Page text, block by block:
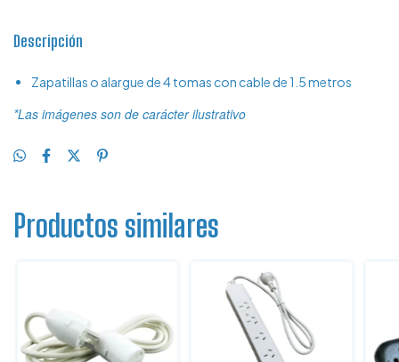
Descripción
Zapatillas o alargue de 4 tomas con cable de 1.5 metros
*Las imágenes son de carácter ilustrativo
Productos similares